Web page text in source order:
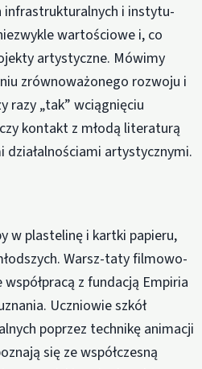
infrastrukturalnych i instytu-
wartościowe i, co
artystyczne. Mówimy
zrównoważonego rozwoju i
razy „tak” wciągnięciu
kontakt z młodą literaturą
działalnościami artystycznymi.
w plastelinę i kartki papieru,
Warsz-taty filmowo-
z fundacją Empiria
Uczniowie szkół
poprzez technikę animacji
się ze współczesną